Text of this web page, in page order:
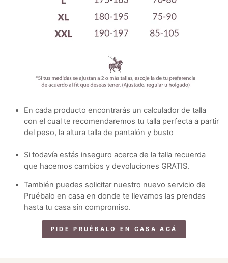
En cada producto encontrarás un calculador de talla
con el cual te recomendaremos tu talla perfecta a partir
del peso, la altura talla de pantalón y busto
Si todavía estás inseguro acerca de la talla recuerda
que hacemos cambios y devoluciones GRATIS.
También puedes solicitar nuestro nuevo servicio de
Pruébalo en casa en donde te llevamos las prendas
hasta tu casa sin compromiso.
PIDE PRUÉBALO EN CASA ACÁ